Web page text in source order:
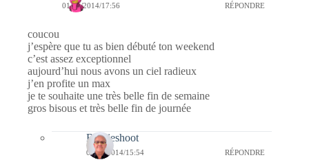
01/11/2014/17:56 RÉPONDRE
coucou
j’espère que tu as bien débuté ton weekend
c’est assez exceptionnel
aujourd’hui nous avons un ciel radieux
j’en profite un max
je te souhaite une très belle fin de semaine
gros bisous et très belle fin de journée
Bernieshoot
03/11/2014/15:54 RÉPONDRE